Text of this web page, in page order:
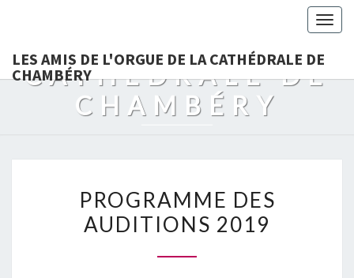
LES AMIS DE L'ORGUE DE LA CATHÉDRALE DE
CHAMBÉRY
L'ORGUE DE LA
CATHÉDRALE DE
CHAMBÉRY
DES
AUDITIONS
PROGRAMME DES
AUDITIONS 2019